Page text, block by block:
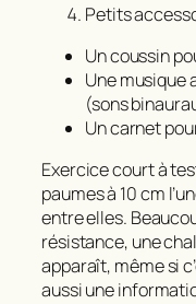
Petits
Un coussin
Une musique
(sons
Un carnet
Exercice court à
paumes à 10 cm
entre elles.
résistance, une
apparaît, même si
aussi une